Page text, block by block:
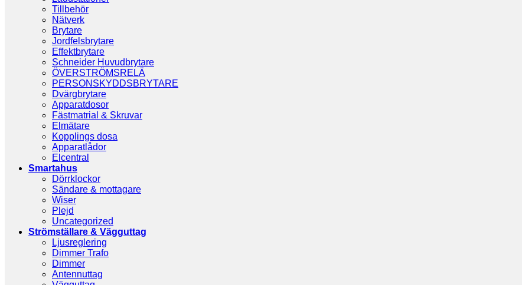
Tillbehör
Nätverk
Brytare
Jordfelsbrytare
Effektbrytare
Schneider Huvudbrytare
ÖVERSTRÖMSRELÄ
PERSONSKYDDSBRYTARE
Dvärgbrytare
Apparatdosor
Fästmatrial & Skruvar
Elmätare
Kopplings dosa
Apparatlådor
Elcentral
Smartahus
Dörrklockor
Sändare & mottagare
Wiser
Plejd
Uncategorized
Strömställare & Vägguttag
Ljusreglering
Dimmer Trafo
Dimmer
Antennuttag